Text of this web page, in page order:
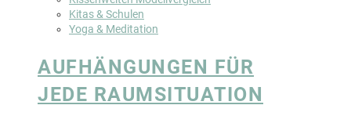
Kitas & Schulen
Yoga & Meditation
AUFHÄNGUNGEN FÜR
JEDE RAUMSITUATION